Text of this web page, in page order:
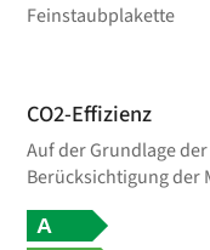
Feinstaubplakette
CO2-Effizienz
Auf der Grundlage
Berücksichtigung der
A